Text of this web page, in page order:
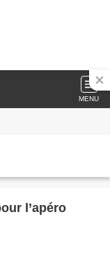
MENU
l’apéro